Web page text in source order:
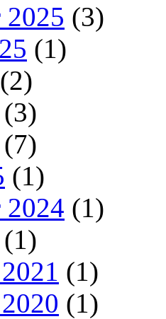
2025 (3)
(1)
(2)
(3)
(7)
(1)
2024 (1)
(1)
(1)
(1)